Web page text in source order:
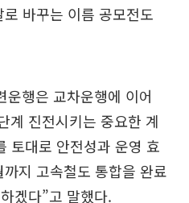
로 바꾸는 이름 공모전도
운행은 교차운행에 이어
계 진전시키는 중요한 계
토대로 안전성과 운영 효
지 고속철도 통합을 완료
겠다”고 말했다.